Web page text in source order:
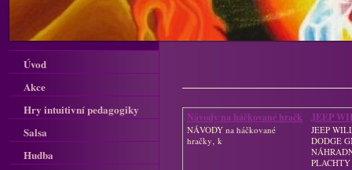
Návody na háčkované hračk
NÁVODY na háčkované
hračky‚ k
JEEP
GPW
JEEP
DODGE
PLACHTY
Úvod
Akce
Hry intuitivní pedagogiky
Salsa
Hudba